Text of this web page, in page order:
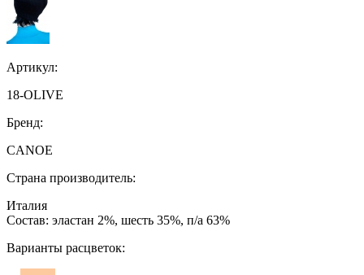
Артикул:
18-OLIVE
Бренд:
CANOE
Страна производитель:
Италия
Состав: эластан 2%, шесть 35%, п/а 63%
Варианты расцветок: